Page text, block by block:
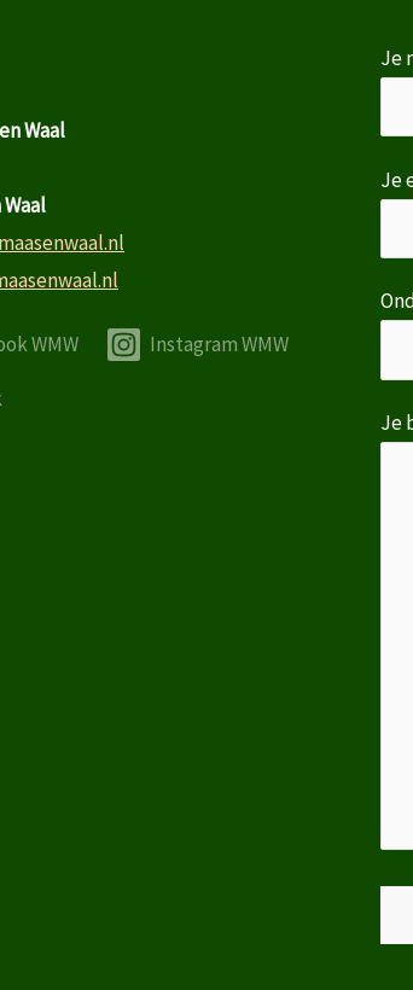
Waal
WMW Instagram WMW
Je
Je
Je